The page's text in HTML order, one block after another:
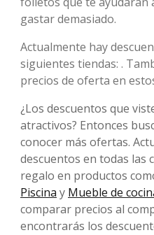
gastar demasiado.
Actualmente hay
siguientes tiendas: .
precios de oferta en
¿Los descuentos que
atractivos? Entonces
conocer más ofertas.
descuentos en todas las
regalo en productos
Piscina y Mueble de
comparar precios al
encontrarás los